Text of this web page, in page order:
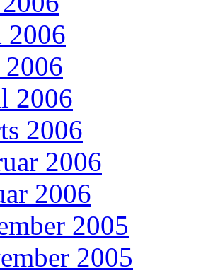
2006
2006
2006
2006
2006
2005
2005